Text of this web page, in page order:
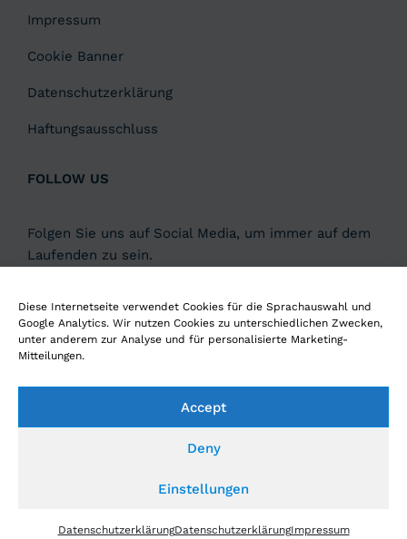
Diese Internetseite verwendet Cookies für die Sprachauswahl und
Google Analytics. Wir nutzen Cookies zu unterschiedlichen Zwecken,
unter anderem zur Analyse und für personalisierte Marketing-
Mitteilungen.
Accept
Deny
Einstellungen
DatenschutzerklärungDatenschutzerklärungImpressum
Impressum
Cookie Banner
Datenschutzerklärung
Haftungsausschluss
FOLLOW US
Folgen Sie uns auf Social Media, um immer auf dem
Laufenden zu sein.
Hören Sie unseren Podcast
© 2026 EDUCATION4INDUSTRY GMBH